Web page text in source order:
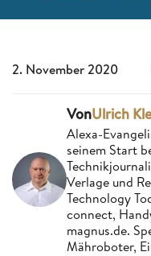
2. November 2020
VonUlrich
Alexa-
seinem Start
Verlage und
Technology
connect,
magnus.de.
Mähroboter,